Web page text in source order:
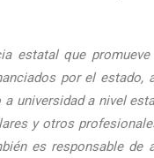
estatal que
por el
universidad a nivel
y otros
es responsable